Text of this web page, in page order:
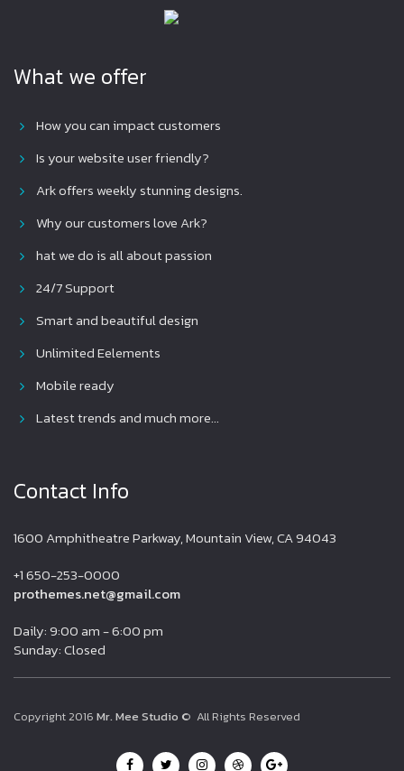
What we offer
How you can impact customers
Is your website user friendly?
Ark offers weekly stunning designs.
Why our customers love Ark?
hat we do is all about passion
24/7 Support
Smart and beautiful design
Unlimited Eelements
Mobile ready
Latest trends and much more...
Contact Info
1600 Amphitheatre Parkway, Mountain View, CA 94043
+1 650-253-0000
prothemes.net@gmail.com
Daily: 9:00 am - 6:00 pm
Sunday: Closed
Copyright 2016 Mr. Mee Studio © All Rights Reserved